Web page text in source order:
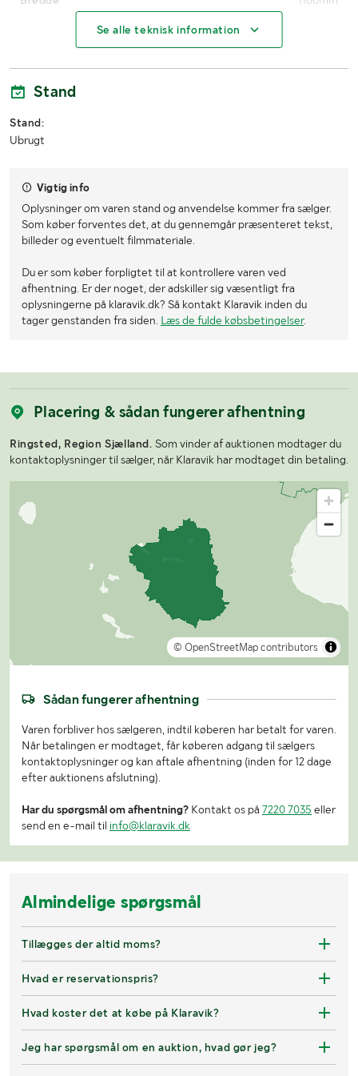
Se alle teknisk information
Stand
Stand:
Ubrugt
Vigtig info
Oplysninger om varen stand og anvendelse kommer fra sælger.
Som køber forventes det, at du gennemgår præsenteret tekst,
billeder og eventuelt filmmateriale.
Du er som køber forpligtet til at kontrollere varen ved
afhentning. Er der noget, der adskiller sig væsentligt fra
oplysningerne på klaravik.dk? Så kontakt Klaravik inden du
tager genstanden fra siden. Læs de fulde købsbetingelser.
Placering & sådan fungerer afhentning
Ringsted, Region Sjælland. Som vinder af auktionen modtager du
kontaktoplysninger til sælger, når Klaravik har modtaget din betaling.
© OpenStreetMap contributors
Sådan fungerer afhentning
Varen forbliver hos sælgeren, indtil køberen har betalt for varen.
Når betalingen er modtaget, får køberen adgang til sælgers
kontaktoplysninger og kan aftale afhentning (inden for 12 dage
efter auktionens afslutning).
Har du spørgsmål om afhentning? Kontakt os på 7220 7035 eller
send en e-mail til info@klaravik.dk
Almindelige spørgsmål
Tillægges der altid moms?
Hvad er reservationspris?
Hvad koster det at købe på Klaravik?
Jeg har spørgsmål om en auktion, hvad gør jeg?